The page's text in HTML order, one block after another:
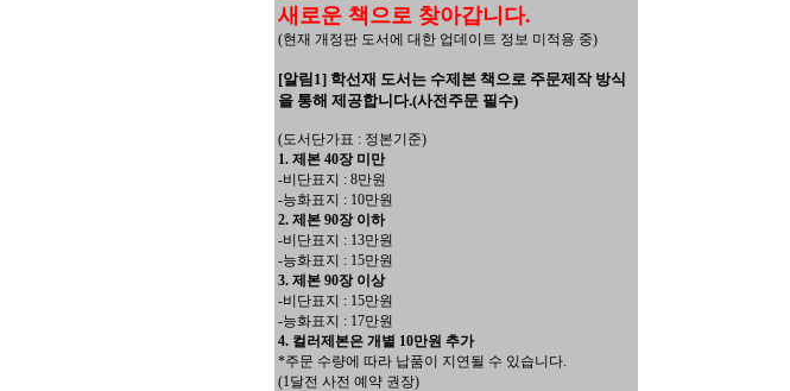
새로운 책으로 찾아갑니다.
(현재 개정판 도서에 대한 업데이트 정보 미적용 중)
[알림1] 학선재 도서는 수제본 책으로 주문제작 방식
을 통해 제공합니다.(사전주문 필수)
(도서단가표 : 정본기준)
1. 제본 40장 미만
-비단표지 : 8만원
-능화표지 : 10만원
2. 제본 90장 이하
-비단표지 : 13만원
-능화표지 : 15만원
3. 제본 90장 이상
-비단표지 : 15만원
-능화표지 : 17만원
4. 컬러제본은 개별 10만원 추가
*주문 수량에 따라 납품이 지연될 수 있습니다.
(1달전 사전 예약 권장)